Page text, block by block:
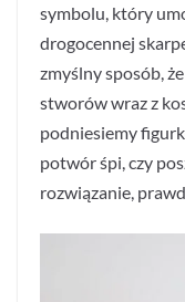
symbolu, który
drogocennej
zmyślny sposób,
stworów wraz z
podniesiemy
potwór śpi, czy
rozwiązanie,